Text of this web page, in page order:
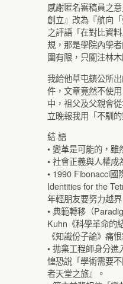
感謝匿名審稿員之
創立』改為『航向
之評語「在對比資
規，那是學院內學
圍有限，只關注林
我給他草屯鎮公所
件，文章竟然不使
中，祖父及父親會
立晚報我用「不馴
結 語
• 變革是可能的，雖
• 社會正義與人權成
• 1990 Fibonacci國
Identities for the
年輕朋友要努力越界
• 典範轉移（
Kuhn《科學革命的
《知識份子論》痛
• 拋棄工程師身分
惶恐說「學術需要
者天堂之旅』。